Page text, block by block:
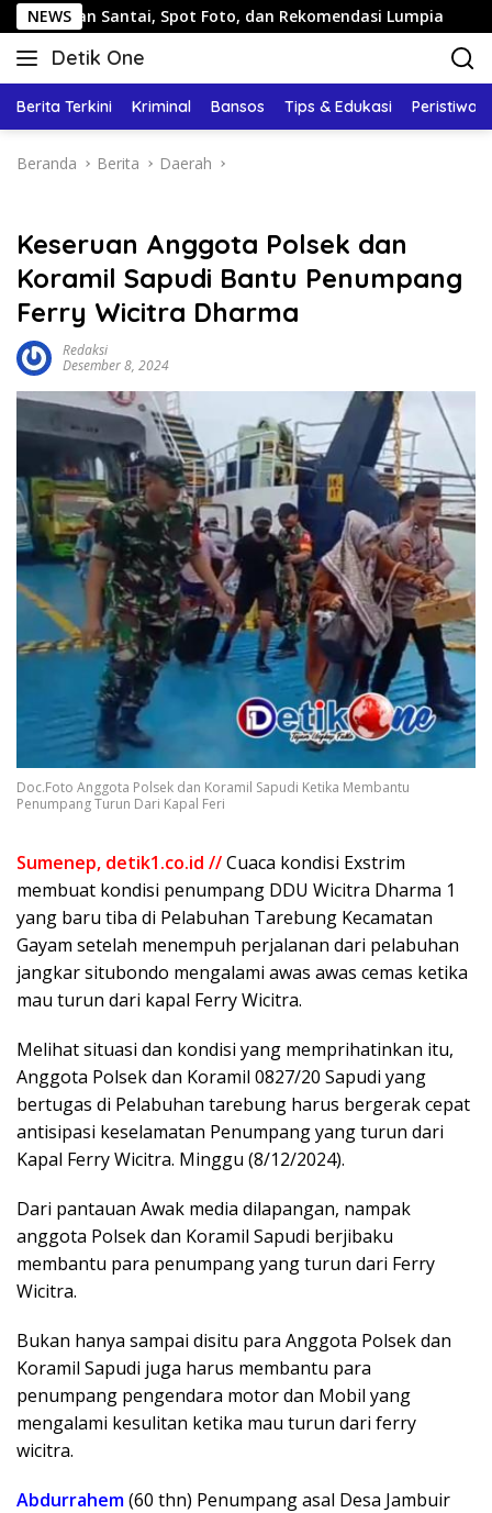
Langsung
ke
konten
NEWSSpot Foto, dan Rekomendasi Lumpia Panduan
Detik One
Tajam
Fakta
Berita Terkini Kriminal Bansos Tips & Edukasi Peristiwa
Beranda Berita Daerah
Keseruan Anggota Polsek dan
Koramil Sapudi Bantu Penumpang
Ferry Wicitra Dharma
Redaksi
Desember 8, 2024
Doc.Foto Anggota Polsek dan Koramil Sapudi Ketika Membantu
Penumpang Turun Dari Kapal Feri
Sumenep, detik1.co.id //Cuaca kondisi Exstrim
membuat kondisi penumpang DDU Wicitra Dharma 1
yang baru tiba di Pelabuhan Tarebung Kecamatan
Gayam setelah menempuh perjalanan dari pelabuhan
jangkar situbondo mengalami awas awas cemas ketika
mau turun dari kapal Ferry Wicitra.
Melihat situasi dan kondisi yang memprihatinkan itu,
Anggota Polsek dan Koramil 0827/20 Sapudi yang
bertugas di Pelabuhan tarebung harus bergerak cepat
antisipasi keselamatan Penumpang yang turun dari
Kapal Ferry Wicitra. Minggu (8/12/2024).
Dari pantauan Awak media dilapangan, nampak
anggota Polsek dan Koramil Sapudi berjibaku
membantu para penumpang yang turun dari Ferry
Wicitra.
Bukan hanya sampai disitu para Anggota Polsek dan
Koramil Sapudi juga harus membantu para
penumpang pengendara motor dan Mobil yang
mengalami kesulitan ketika mau turun dari ferry
wicitra.
Abdurrahem(60 thn) Penumpang asal Desa Jambuir